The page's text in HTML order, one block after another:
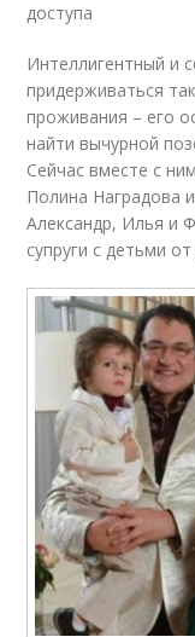
доступа
Интеллигентный и
придерживаться
проживания – его
найти вычурной
Сейчас вместе с
Полина Наградова
Александр, Илья и
супруги с детьми